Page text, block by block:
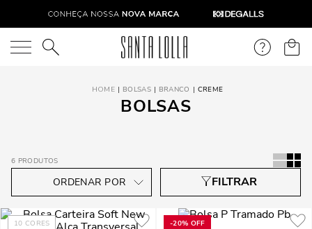
O que você está procurando?
BOLSAS BRANCO CREME
BOLSAS
6 PRODUTOS
10 CORES -20% OFF